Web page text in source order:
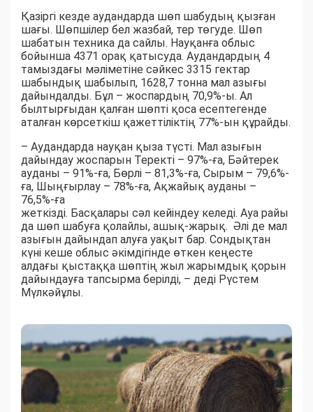
Қазіргі кезде аудандарда шөп шабудың қызған
шағы. Шөпшілер бел жазбай, тер төгуде. Шөп
шабатын техника да сайлы. Науқанға облыс
бойынша 4371 орақ қатысуда. Аудандардың 4
тамыздағы мәліметіне сәйкес 3315 гектар
шабындық шабылып, 1628,7 тонна мал азығы
дайындалды. Бұл – жоспардың 70,9%-ы. Ал
былтырғыдан қалған шөпті қоса есептегенде
аталған көрсеткіш қажеттіліктің 77%-ын құрайды.
– Аудандарда науқан қыза түсті. Мал азығын
дайындау жоспарын Теректі – 97%-ға, Бәйтерек
ауданы – 91%-ға, Бөрлі – 81,3%-ға, Сырым – 79,6%-
ға, Шыңғырлау – 78%-ға, Ақжайық ауданы –
76,5%-ға
жеткізді. Басқалары сәл кейіндеу келеді. Ауа райы
да шөп шабуға қолайлы, ашық-жарық. Әлі де мал
азығын дайындап алуға уақыт бар. Сондықтан
күні кеше облыс әкімдігінде өткен кеңесте
алдағы қыстаққа шөптің жыл жарымдық қорын
дайындауға тапсырма берілді, – деді Рүстем
Мүлкәйұлы.